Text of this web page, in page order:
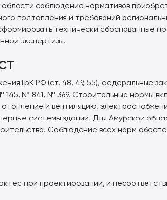
соблюдение нормативов
подтопления и требований
технически обоснованные
экспертизы.
ГрК РФ (ст. 48, 49, 55),
№ 841, № 369. Строительные нормы
и вентиляцию,
системы зданий. Для Амурской
Соблюдение всех норм
при проектировании, и